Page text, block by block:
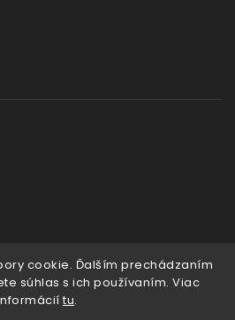
cookie. Ďalším prechádzaním
súhlas s ich používaním. Viac
tu.